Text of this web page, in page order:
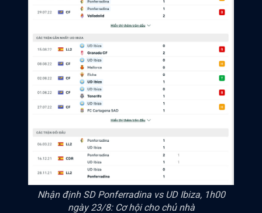
Nhận định SD Ponferradina vs UD Ibiza, 1h00
ngày 23/8: Cơ hội cho chủ nhà